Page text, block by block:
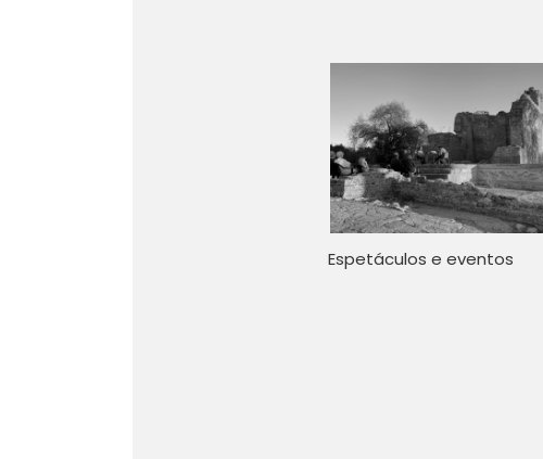
Espetáculos e eventos